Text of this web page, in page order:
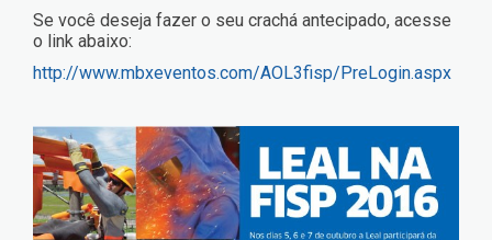
Se você deseja fazer o seu crachá antecipado, acesse
o link abaixo:
http://www.mbxeventos.com/AOL3fisp/PreLogin.aspx